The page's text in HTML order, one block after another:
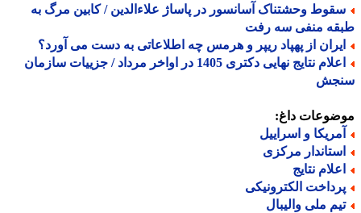
وحشتناک آسانسور در پاساژ علاءالدین / کابین مرگ به
منفی سه رفت
از پهپاد ریپر و هرمس چه اطلاعاتی به دست می آورد؟
اعلام نتایج نهایی دکتری 1405 در اواخر مرداد / جزییات سازمان
داغ:
و اسراییل
مرکزی
نتایج
الکترونیکی
ملی والیبال